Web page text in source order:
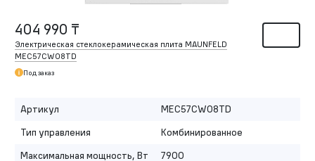
404 990 ₸
Электрическая стеклокерамическая плита MAUNFELD
MEC57CW08TD
Под заказ
Артикул
MEC57CW08TD
Тип управления
Комбинированное
Максимальная мощность, Вт
7900